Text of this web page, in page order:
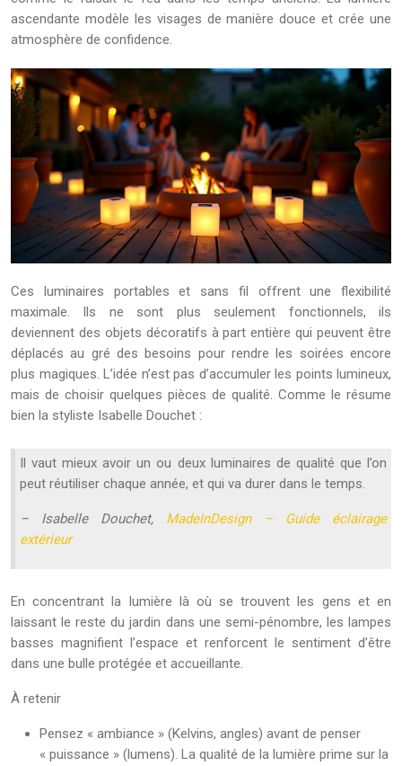
ascendante modèle les visages de manière douce et crée une
atmosphère de confidence.
Ces luminaires portables et sans fil offrent une flexibilité
maximale. Ils ne sont plus seulement fonctionnels, ils
deviennent des objets décoratifs à part entière qui peuvent être
déplacés au gré des besoins pour rendre les soirées encore
plus magiques. L’idée n’est pas d’accumuler les points lumineux,
mais de choisir quelques pièces de qualité. Comme le résume
bien la styliste Isabelle Douchet :
Il vaut mieux avoir un ou deux luminaires de qualité que l’on
peut réutiliser chaque année, et qui va durer dans le temps.
– Isabelle Douchet, MadeInDesign – Guide éclairage
extérieur
En concentrant la lumière là où se trouvent les gens et en
laissant le reste du jardin dans une semi-pénombre, les lampes
basses magnifient l’espace et renforcent le sentiment d’être
dans une bulle protégée et accueillante.
À retenir
Pensez « ambiance » (Kelvins, angles) avant de penser
« puissance » (lumens). La qualité de la lumière prime sur la